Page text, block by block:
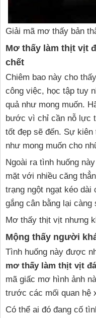
Giải mã mơ thấy bản
Mơ thấy làm thịt vịt
chết
Chiêm bao này cho
công việc, học tập tuy
quả như mong muốn.
bước vì chỉ cần nỗ lực
tốt đẹp sẽ đến. Sự
như mong muốn cho
Ngoài ra tình huống
mặt với nhiều căng
trạng ngột ngạt kéo dài
gắng cân bằng lại càng
Mơ thấy thịt vịt nhưng
Mộng thấy người
Tình huống này được
mơ thấy làm thịt vịt
mã giấc mơ hình ảnh
trước các mối quan hệ
Có thể ai đó đang cố